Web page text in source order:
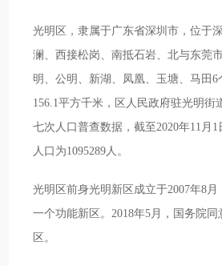
光明区，隶属于广东省深圳市，位于
澜、西接松岗、南抵石岩、北与东莞
明、公明、新湖、凤凰、玉塘、马田
156.1平方千米，区人民政府驻光明街
七次人口普查数据，截至2020年11月
人口为1095289人。
光明区前身光明新区成立于2007年8
一个功能新区。2018年5月，国务院同
区。